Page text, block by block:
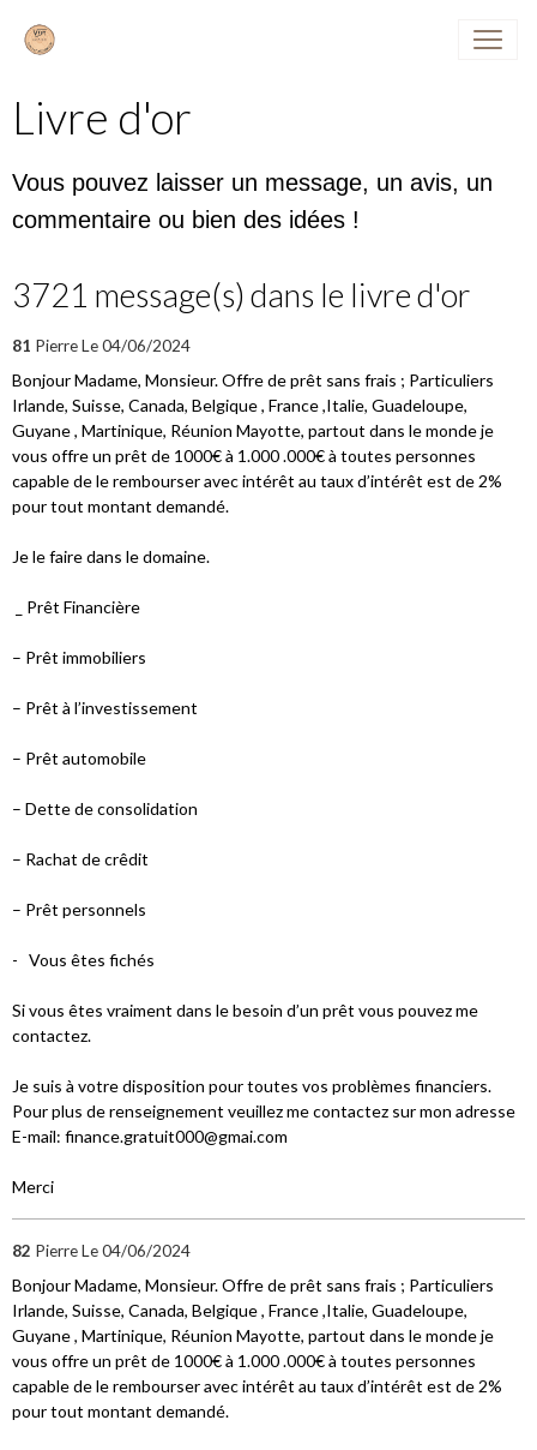
Livre d'or
Vous pouvez laisser un message, un avis, un
commentaire ou bien des idées !
3721 message(s) dans le livre d'or
81 PierreLe 04/06/2024
Bonjour Madame, Monsieur. Offre de prêt sans frais ; Particuliers
Irlande, Suisse, Canada, Belgique , France ,Italie, Guadeloupe,
Guyane , Martinique, Réunion Mayotte, partout dans le monde je
vous offre un prêt de 1000€ à 1.000 .000€ à toutes personnes
capable de le rembourser avec intérêt au taux d’intérêt est de 2%
pour tout montant demandé.
Je le faire dans le domaine.
_ Prêt Financière
– Prêt immobiliers
– Prêt à l’investissement
– Prêt automobile
– Dette de consolidation
– Rachat de crêdit
– Prêt personnels
- Vous êtes fichés
Si vous êtes vraiment dans le besoin d’un prêt vous pouvez me
contactez.
Je suis à votre disposition pour toutes vos problèmes financiers.
Pour plus de renseignement veuillez me contactez sur mon adresse
E-mail: finance.gratuit000@gmai.com
Merci
82 PierreLe 04/06/2024
Bonjour Madame, Monsieur. Offre de prêt sans frais ; Particuliers
Irlande, Suisse, Canada, Belgique , France ,Italie, Guadeloupe,
Guyane , Martinique, Réunion Mayotte, partout dans le monde je
vous offre un prêt de 1000€ à 1.000 .000€ à toutes personnes
capable de le rembourser avec intérêt au taux d’intérêt est de 2%
pour tout montant demandé.